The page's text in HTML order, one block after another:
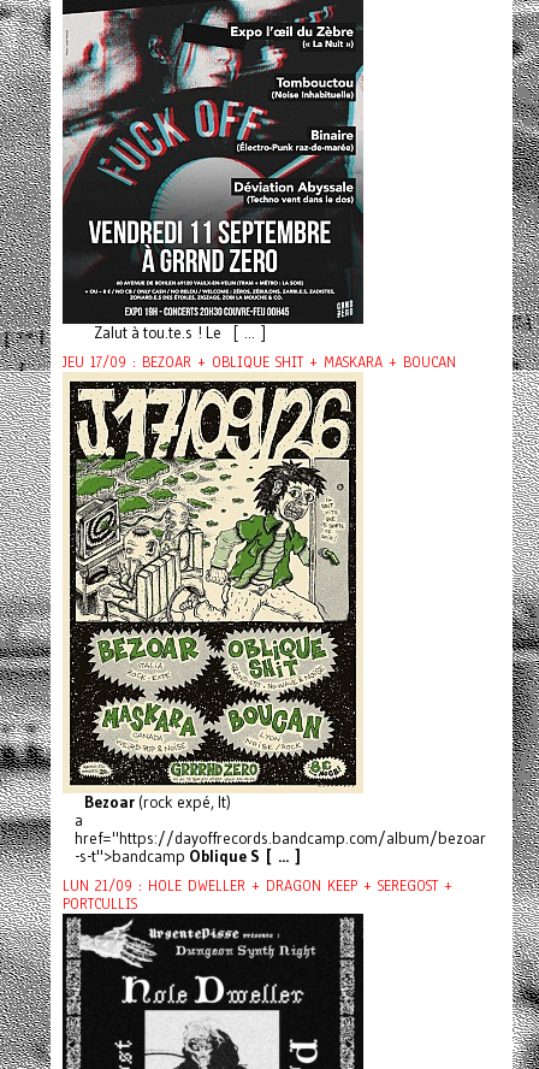
Zalut à tou.te.s ! Le [ ... ]
JEU 17/09 : BEZOAR + OBLIQUE SHIT + MASKARA + BOUCAN
Bezoar(rock expé, It)
a
href="https://dayoffrecords.bandcamp.com/album/bezoar
-s-t">bandcamp Oblique S [ ... ]
LUN 21/09 : HOLE DWELLER + DRAGON KEEP + SEREGOST +
PORTCULLIS